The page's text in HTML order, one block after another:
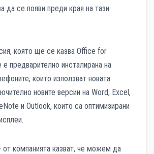
да се появи преди края на тази
която ще се казва Office for
предварително инсталирана на
които използват новата
новите версии на Word, Excel,
и Outlook, които са оптимизирани
от компанията казват, че можем да